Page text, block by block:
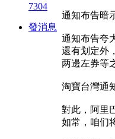
7304
發消息
通知布告暗
通知布告夸
還有划定外
两邊左券等
淘寶台灣通
對此，阿里
如常，咱们